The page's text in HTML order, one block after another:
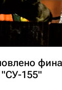
155"